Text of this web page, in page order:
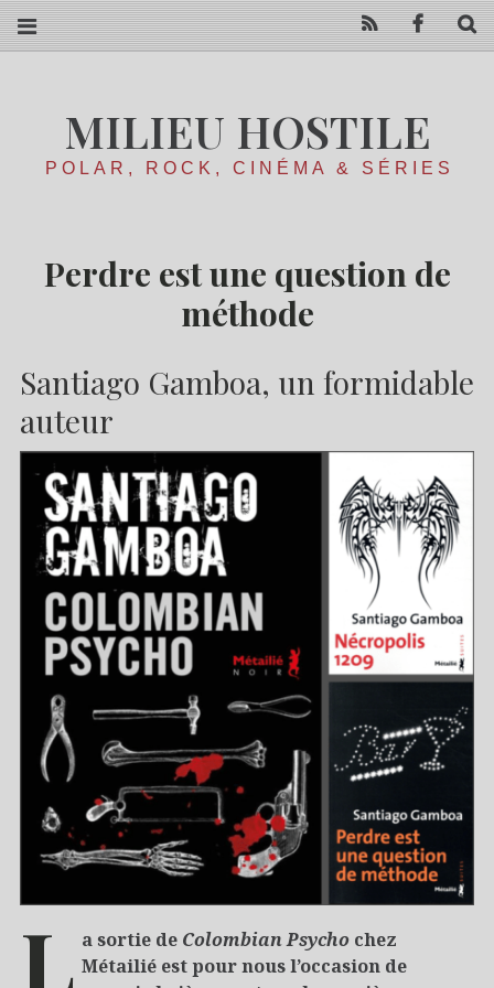
MILIEU HOSTILE
POLAR, ROCK, CINÉMA & SÉRIES
Perdre est une question de
méthode
Santiago Gamboa, un formidable
auteur
L a sortie de Colombian Psychochez
Métailié est pour nous l’occasion de
RSS